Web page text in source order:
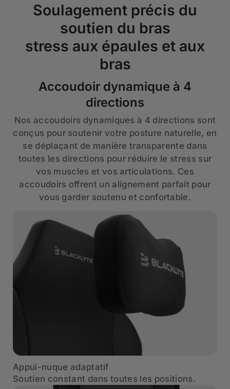
Soulagement précis du
soutien du bras
stress aux épaules et aux
bras
Accoudoir dynamique à 4
directions
Nos accoudoirs dynamiques à 4 directions sont
conçus pour soutenir votre posture naturelle, en
se déplaçant de manière transparente dans
toutes les directions pour réduire le stress sur
vos muscles et vos articulations. Ces
accoudoirs offrent un alignement parfait pour
vous garder soutenu et confortable.
Appui-nuque adaptatif
Soutien constant dans toutes les positions.